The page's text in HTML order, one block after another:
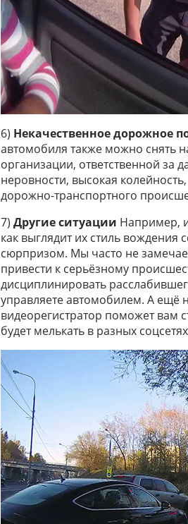
6) Некачественное дорожное
автомобиля также можно снять
организации, ответственной за
неровности, высокая
дорожно-транспортного
7) Другие ситуации Например,
как выглядит их стиль вождения
сюрпризом. Мы часто не
привести к серьёзному
дисциплинировать
управляете автомобилем. А ещё
видеорегистратор поможет вам
будет мелькать в разных